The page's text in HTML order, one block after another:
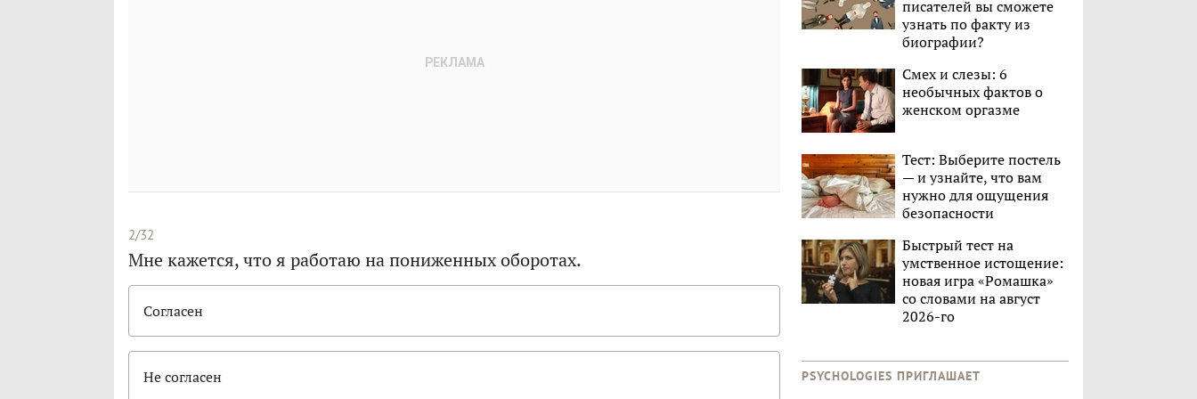
2/32
Мне кажется, что я работаю на пониженных оборотах.
Согласен
Не согласен
писателей вы сможете
узнать по факту из
биографии?
Смех и слезы: 6
необычных фактов о
женском оргазме
Тест: Выберите постель
— и узнайте, что вам
нужно для ощущения
безопасности
Быстрый тест на
умственное истощение:
новая игра «Ромашка»
со словами на август
2026-го
PSYCHOLOGIES ПРИГЛАШАЕТ